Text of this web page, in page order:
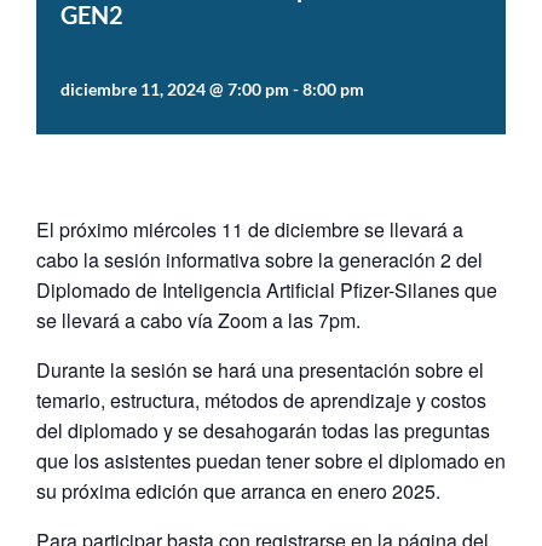
GEN2
diciembre 11, 2024 @ 7:00 pm -8:00 pm
El próximo miércoles 11 de diciembre se llevará a
cabo la sesión informativa sobre la generación 2 del
Diplomado de Inteligencia Artificial Pfizer-Silanes que
se llevará a cabo vía Zoom a las 7pm.
Durante la sesión se hará una presentación sobre el
temario, estructura, métodos de aprendizaje y costos
del diplomado y se desahogarán todas las preguntas
que los asistentes puedan tener sobre el diplomado en
su próxima edición que arranca en enero 2025.